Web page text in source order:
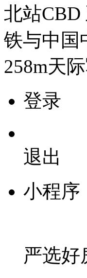
北站CBD
铁与中国
258m天
登录
退出
小程序
严选好